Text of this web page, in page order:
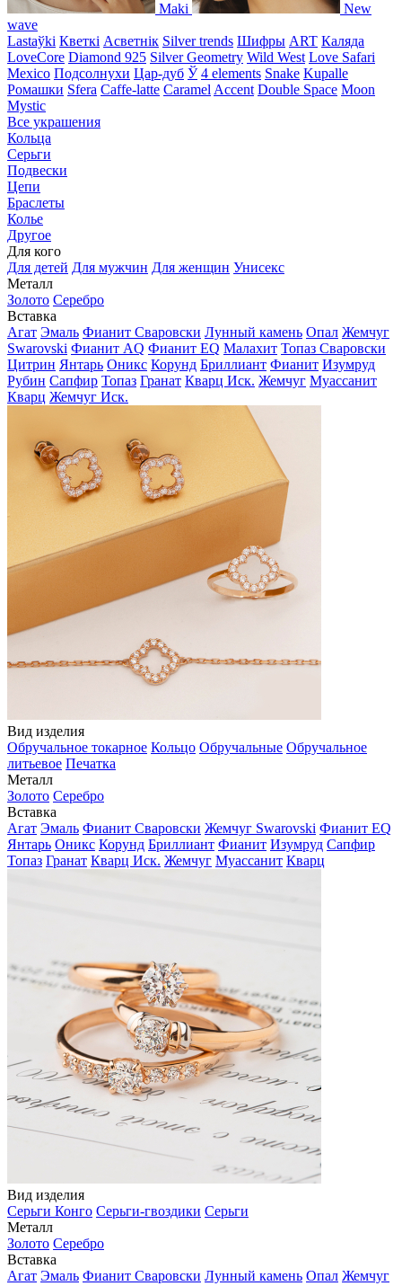
Maki
New
wave
Lastaўki Кветкі Асветнiк Silver trends Шифры ART Каляда
LoveCore Diamond 925 Silver Geometry Wild West Love Safari
Mexico Подсолнухи Цар-дуб Ў 4 elements Snake Kupalle
Ромашки Sfera Caffe-latte Caramel Accent Double Space Moon
Mystic
Все украшения
Кольца
Серьги
Подвески
Цепи
Браслеты
Колье
Другое
Для кого
Для детей Для мужчин Для женщин Унисекс
Металл
Золото Серебро
Вставка
Агат Эмаль Фианит Сваровски Лунный камень Опал Жемчуг
Swarovski Фианит AQ Фианит EQ Малахит Топаз Сваровски
Цитрин Янтарь Оникс Корунд Бриллиант Фианит Изумруд
Рубин Сапфир Топаз Гранат Кварц Иск. Жемчуг Муассанит
Кварц Жемчуг Иск.
Вид изделия
Обручальное токарное Кольцо Обручальные Обручальное
литьевое Печатка
Металл
Золото Серебро
Вставка
Агат Эмаль Фианит Сваровски Жемчуг Swarovski Фианит EQ
Янтарь Оникс Корунд Бриллиант Фианит Изумруд Сапфир
Топаз Гранат Кварц Иск. Жемчуг Муассанит Кварц
Вид изделия
Серьги Конго Серьги-гвоздики Серьги
Металл
Золото Серебро
Вставка
Агат Эмаль Фианит Сваровски Лунный камень Опал Жемчуг